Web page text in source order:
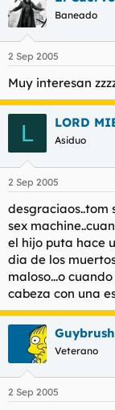
Baneado
2 Sep 2005
Muy interesan
L LORD
Asiduo
2 Sep 2005
desgraciaos..tom
sex
el hijo puta hace
dia de los
maloso...o
cabeza con una
Guybrush
Veterano
2 Sep 2005